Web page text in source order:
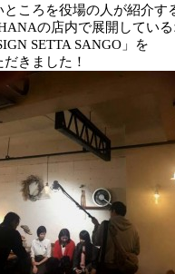
ところを役場の人が紹介す
の店内で展開してい
SETTA SANGO」を
きました！